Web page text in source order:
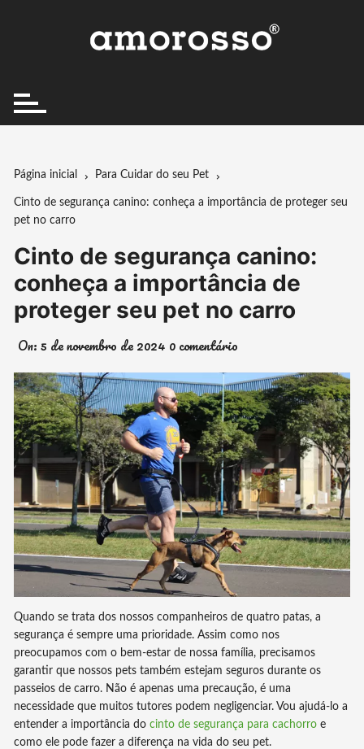
Página inicial Para Cuidar do seu Pet
Cinto de segurança canino: conheça a importância de proteger seu
pet no carro
Cinto de segurança canino:
conheça a importância de
proteger seu pet no carro
On:5 de novembro de 2024 0 comentário
Quando se trata dos nossos companheiros de quatro patas, a
segurança é sempre uma prioridade. Assim como nos
preocupamos com o bem-estar de nossa família, precisamos
garantir que nossos pets também estejam seguros durante os
passeios de carro. Não é apenas uma precaução, é uma
necessidade que muitos tutores podem negligenciar. Vou ajudá-lo a
entender a importância docinto de segurança para cachorroe
como ele pode fazer a diferença na vida do seu pet.